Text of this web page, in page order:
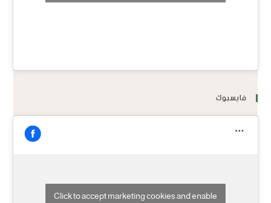
فايسبوك
Click to accept marketing cookies and enable